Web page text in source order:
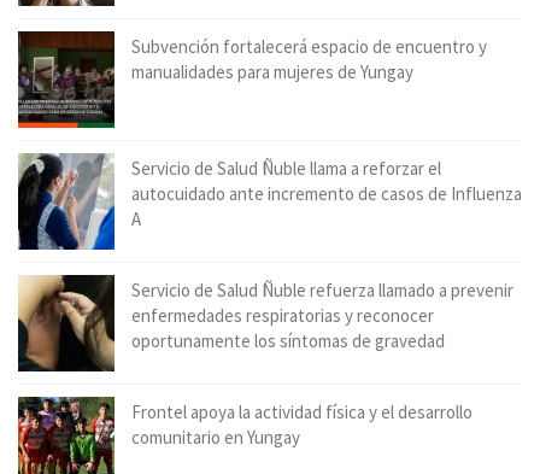
Subvención fortalecerá espacio de encuentro y
manualidades para mujeres de Yungay
Servicio de Salud Ñuble llama a reforzar el
autocuidado ante incremento de casos de Influenza
A
Servicio de Salud Ñuble refuerza llamado a prevenir
enfermedades respiratorias y reconocer
oportunamente los síntomas de gravedad
Frontel apoya la actividad física y el desarrollo
comunitario en Yungay